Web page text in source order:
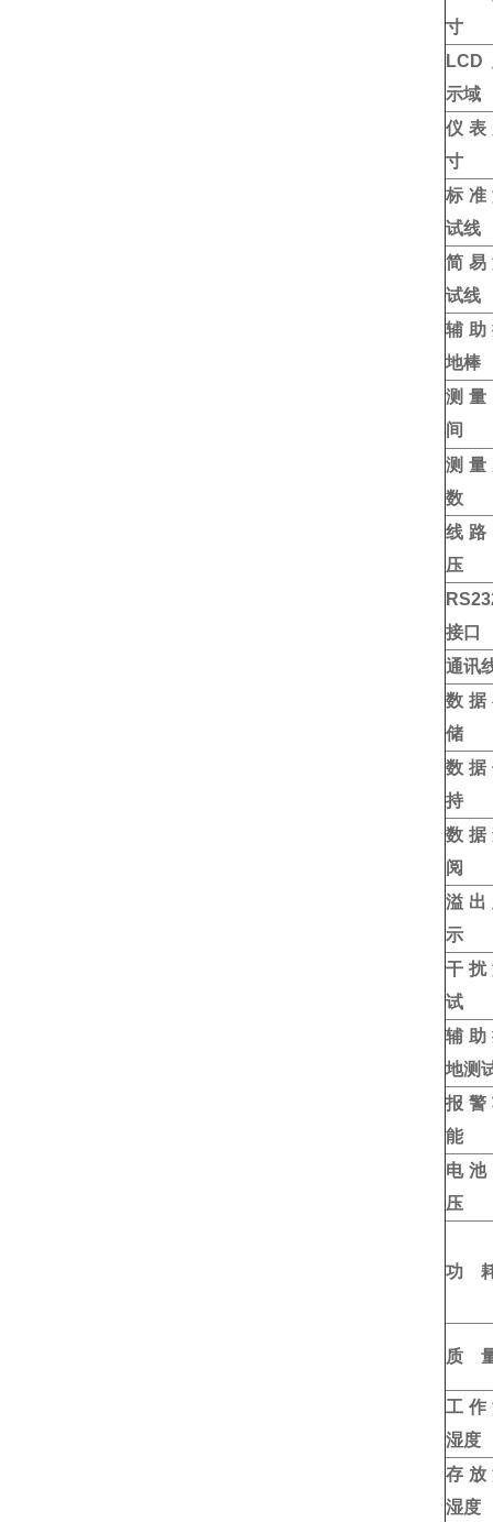
寸
LCD
示域
仪表
寸
标准
试线
简易
试线
辅助
地棒
测量
间
测量
数
线路
压
接口
通讯
数据
储
数据
持
数据
阅
溢出
示
干扰
试
辅助
地测
报警
能
电池
压
功
质
工作
湿度
存放
湿度